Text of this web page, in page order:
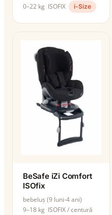
0–22 kg ISOFIX i-Size
BeSafe iZi Comfort
ISOfix
bebeluș (9 luni-4 ani)
9–18 kg ISOFIX / centură